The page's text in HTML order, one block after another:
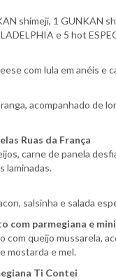
shimeji, 1 GUNKAN
e 5 hot
com lula em anéis e
acompanhado de
Ruas da França
carne de panela
laminadas.
salsinha e salada
com parmegiana e
com queijo mussarela,
mostarda e mel.
Ti Contei